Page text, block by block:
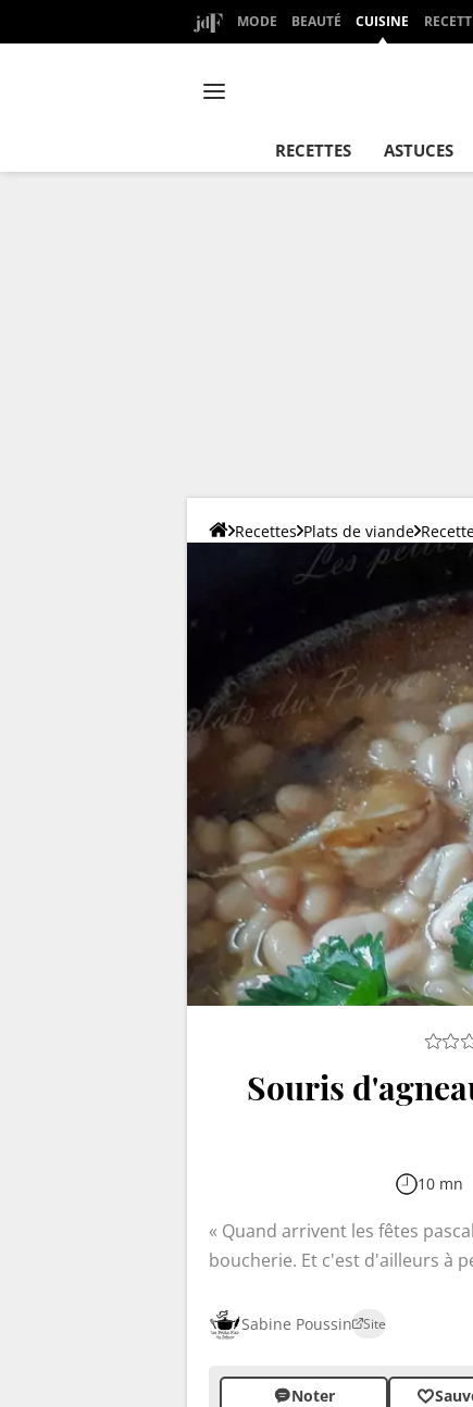
MODE BEAUTÉ CUISINE
RECETTES ASTUCES
Recettes Plats de viande
Souris
10 mn
Quand arrivent les fêtes
boucherie. Et c'est d'ailleurs à
pour les grandes tablées, on
le haut du gigot, sur le manche.
Sabine Poussin Site
Noter